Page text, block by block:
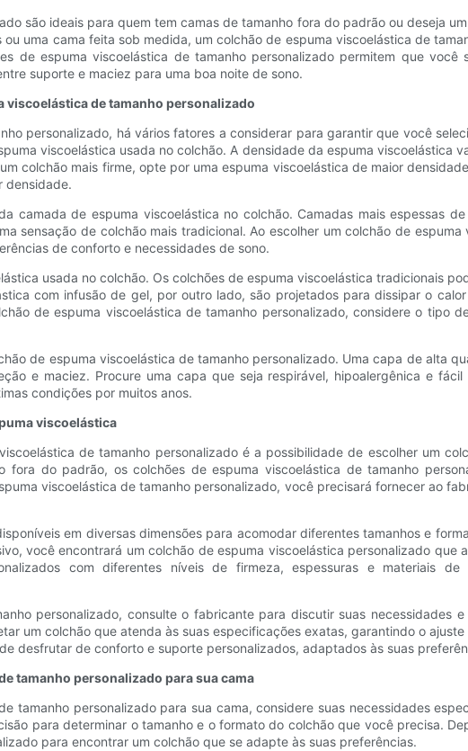
são ideais para quem tem camas de tamanho fora do padrão ou deseja
uma cama feita sob medida, um colchão de espuma viscoelástica de
de espuma viscoelástica de tamanho personalizado permitem que
suporte e maciez para uma boa noite de sono.
viscoelástica de tamanho personalizado
personalizado, há vários fatores a considerar para garantir que você
viscoelástica usada no colchão. A densidade da espuma viscoelástica
colchão mais firme, opte por uma espuma viscoelástica de maior
densidade.
camada de espuma viscoelástica no colchão. Camadas mais espessas
sensação de colchão mais tradicional. Ao escolher um colchão de
de conforto e necessidades de sono.
usada no colchão. Os colchões de espuma viscoelástica tradicionais
com infusão de gel, por outro lado, são projetados para dissipar o
de espuma viscoelástica de tamanho personalizado, considere o tipo
de espuma viscoelástica de tamanho personalizado. Uma capa de alta
e maciez. Procure uma capa que seja respirável, hipoalergênica e
condições por muitos anos.
viscoelástica
de tamanho personalizado é a possibilidade de escolher um
do padrão, os colchões de espuma viscoelástica de tamanho
viscoelástica de tamanho personalizado, você precisará fornecer ao
em diversas dimensões para acomodar diferentes tamanhos e
você encontrará um colchão de espuma viscoelástica personalizado que
com diferentes níveis de firmeza, espessuras e materiais
personalizado, consulte o fabricante para discutir suas necessidades
um colchão que atenda às suas especificações exatas, garantindo o
desfrutar de conforto e suporte personalizados, adaptados às suas
tamanho personalizado para sua cama
tamanho personalizado para sua cama, considere suas necessidades
para determinar o tamanho e o formato do colchão que você precisa.
para encontrar um colchão que se adapte às suas preferências.